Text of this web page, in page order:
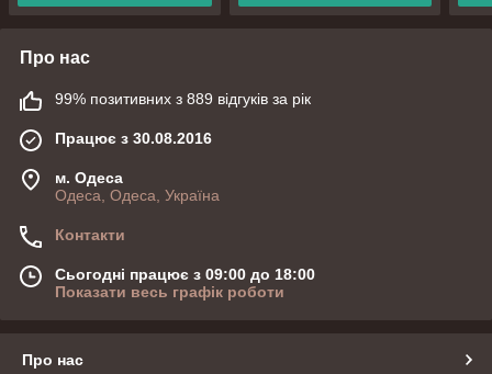
Про нас
99% позитивних з 889 відгуків за рік
Працює з 30.08.2016
м. Одеса
Одеса, Одеса, Україна
Контакти
Сьогодні працює з 09:00 до 18:00
Показати весь графік роботи
Про нас